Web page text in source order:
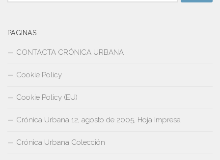
PAGINAS
CONTACTA CRÓNICA URBANA
Cookie Policy
Cookie Policy (EU)
Crónica Urbana 12, agosto de 2005, Hoja Impresa
Crónica Urbana Colección